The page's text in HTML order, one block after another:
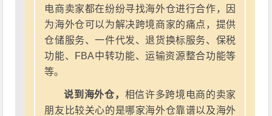
电商卖家都在纷纷寻找海外仓进行合作，因
为海外仓可以为解决跨境商家的痛点，提供
仓储服务、一件代发、退货换标服务、保税
功能、FBA中转功能、运输资源整合功能等
等。
说到海外仓， 相信许多跨境电商的卖家
朋友比较关心的是哪家海外仓靠谱以及海外